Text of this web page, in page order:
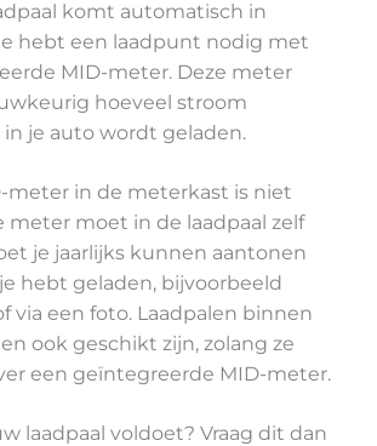
komt automatisch in
hebt een laadpunt nodig met
MID-meter. Deze meter
hoeveel stroom
je auto wordt geladen.
meter in de meterkast is niet
meter moet in de laadpaal zelf
je jaarlijks kunnen aantonen
hebt geladen, bijvoorbeeld
via een foto. Laadpalen binnen
ook geschikt zijn, zolang ze
een geïntegreerde MID-meter.
laadpaal voldoet? Vraag dit dan